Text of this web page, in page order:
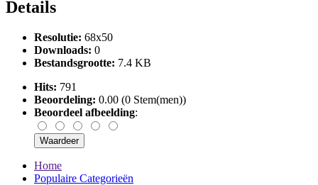
Details
Resolutie: 68x50
Downloads: 0
Bestandsgrootte: 7.4 KB
Hits: 791
Beoordeling: 0.00 (0 Stem(men))
Beoordeel afbeelding:
Home
Populaire Categorieën